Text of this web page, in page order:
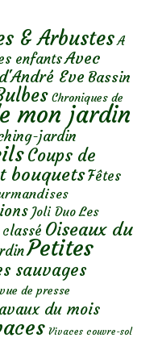
& Arbustes A
enfantsAvec
Eve Bassin
Chroniques de
mon jardin
jardin
Coups de
bouquetsFêtes
Joli Duo Les
Oiseaux du
Petites
sauvages
de presse
du mois
Vivaces couvre-sol